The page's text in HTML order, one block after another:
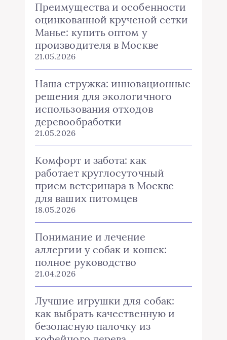
Преимущества и особенности
оцинкованной крученой сетки
Манье: купить оптом у
производителя в Москве
21.05.2026
Наша стружка: инновационные
решения для экологичного
использования отходов
деревообработки
21.05.2026
Комфорт и забота: как
работает круглосуточный
прием ветеринара в Москве
для ваших питомцев
18.05.2026
Понимание и лечение
аллергии у собак и кошек:
полное руководство
21.04.2026
Лучшие игрушки для собак:
как выбрать качественную и
безопасную палочку из